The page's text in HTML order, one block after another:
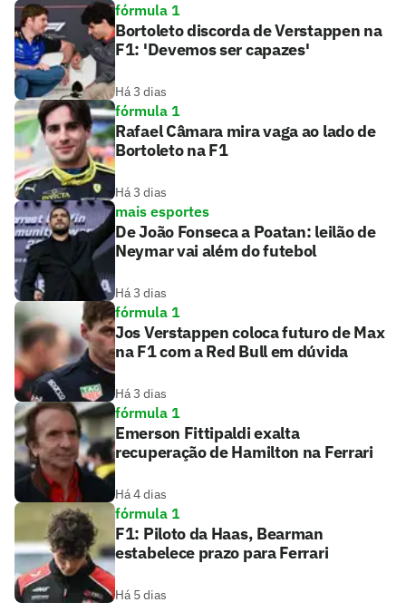
fórmula 1
Bortoleto discorda de Verstappen na
F1: 'Devemos ser capazes'
Há 3 dias
fórmula 1
Rafael Câmara mira vaga ao lado de
Bortoleto na F1
Há 3 dias
mais esportes
De João Fonseca a Poatan: leilão de
Neymar vai além do futebol
Há 3 dias
fórmula 1
Jos Verstappen coloca futuro de Max
na F1 com a Red Bull em dúvida
Há 3 dias
fórmula 1
Emerson Fittipaldi exalta
recuperação de Hamilton na Ferrari
Há 4 dias
fórmula 1
F1: Piloto da Haas, Bearman
estabelece prazo para Ferrari
Há 5 dias